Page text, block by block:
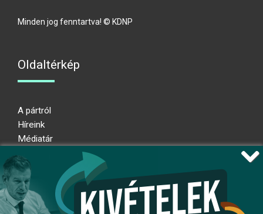
Minden jog fenntartva! © KDNP
Oldaltérkép
A pártról
Híreink
Médiatár
Adatkezelési nyilatkozat
Átláthatósági nyilatkozat
Ugrás az oldal tetejére